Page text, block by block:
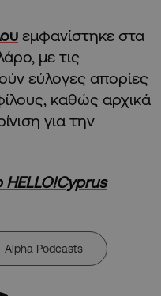
εμφανίστηκε στα
με τις
εύλογες απορίες
καθώς αρχικά
για την
Alpha Podcasts